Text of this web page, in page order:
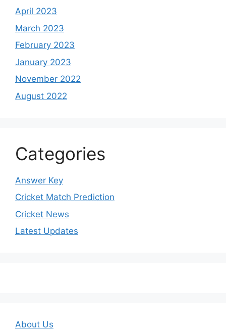
April 2023
March 2023
February 2023
January 2023
November 2022
August 2022
Categories
Answer Key
Cricket Match Prediction
Cricket News
Latest Updates
About Us